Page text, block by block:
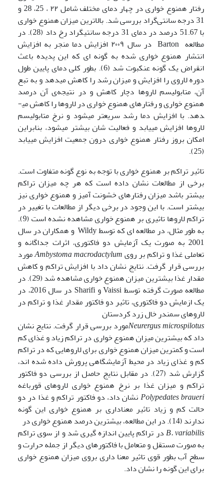
رفتار همنوع خواری در چهار دمای مختلف شامل ۲۲ ، 25، 28 و
31 درجه سانتی‌گراد بررسی شد. بالاترین میزان همنوع خواری
با 51.67 درصد در دمای 31 درجه سانتیگراد رخ داد (28). در
مطالعه Barton در سال ۲۰۰۹ افزایش دما منجر به افزایش
انتشار همنوع خواری شده به گونه ای که این پدیده باعث
انقراض یک گونه عنکبوت شد (6). بطور کلی دمای پایین طول
دوره لاروی را افزایش و میزان رشد را کاهش می­دهد و به تبع
آن، متابولیسم لاروها دچار کاهش و در نتیجه‌ی آن درصد
همنوع خواری و رفتارهای همنوع خواری در لاروها را کاهش می­
دهد. با افزایش دما رشد سریع­تر می­شود و نرخ متابولیسم
لاروها افزایش می­یابد و فعالیت شان بیشتر می­شود، بنابراین
امکان بروز رفتار همنوع خواری درون جمعیت افزایش می­یابد
(25).
تاثیر تراکم بر همنوع خواری با توجه به نوع گونه متفاوت است.
برخی از مطالعات نشان داده است که هر چه میزان تراکم
بیشتر باشد میزان رفتارهای خشونت آمیز و همنوع خواری نیز
بیشتر است. با این وجود در برخی دیگر از مطالعات با تغییر در
تراکم لاروها تاثیری بر همنوع خواری مشاهده نشده است (9).
به طور مثال، در مطالعه ای که توسط Wildy و همکاران در سال
2001 به صورت یک آزمایش دو فاکتوری، اثرات جداگانه و
تعاملی غذا و تراکم بر رویAmbystoma macrodactylumمورد
بررسی قرار گرفت. نتایج نشان داد با افزایش تراکم و کاهش
مقدار غذا بیشترین میزان همنوع خواری مشاهده شد (29). در
مطالعه صورت گرفته توسط Vaissi و Sharifi در سال 2016، در
یک ازمایش دو فاکتوری، تاثیر دو فاکتور مقدار غذا و تراکم در
لاروهای سمندر خال زرد کردستان
Neurergus microspilotusمورد بررسی قرار گرفت. نتایج نشان
داد که بیشترین میزان همنوع خواری در تراکم زیاد و غذای کم
است و کمترین میزان همنوع خواری برای لاروهایی که در تراکم
کم و غذای زیاد در محیط آزمایشگاهی پرورش داده شده اند،
گزارش شد (27). در مقابل نتایج حاصل از بررسی دو فاکتور
تراکم و میزان غذا بر نرخ همنوع خواری لاروهای قورباغه
Polypedates braueriنشان داد، دو فاکتور تراکم و غذا در دو
حالت کم و زیاد تاثیر معناداری بر همنوع خواری این گونه
ندارند (14). در این مطالعه، بیشترین درصد همنوع خواری در
B. variabilisدر تراکم پایین اندازه گیری شد و از سوی تراکم
به صورت مستقل و متعامل با فاکتورهای دیگر از جمله حرارت و
سطح آب بطور قوی تاثیر معنا داری بروی میزان همنوع خواری
برای این گونه را نشان داد.